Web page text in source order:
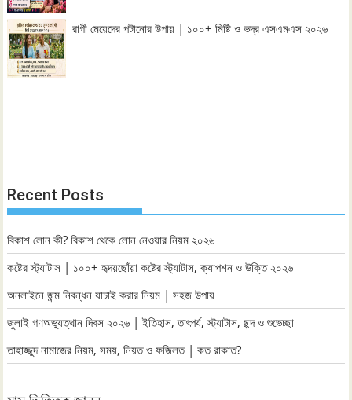
রাগী মেয়েদের পটানোর উপায় | ১০০+ মিষ্টি ও ভদ্র এসএমএস ২০২৬
Recent Posts
বিকাশ লোন কী? বিকাশ থেকে লোন নেওয়ার নিয়ম ২০২৬
কষ্টের স্ট্যাটাস | ১০০+ হৃদয়ছোঁয়া কষ্টের স্ট্যাটাস, ক্যাপশন ও উক্তি ২০২৬
অনলাইনে জন্ম নিবন্ধন যাচাই করার নিয়ম | সহজ উপায়
জুলাই গণঅভ্যুত্থান দিবস ২০২৬ | ইতিহাস, তাৎপর্য, স্ট্যাটাস, ছন্দ ও শুভেচ্ছা
তাহাজ্জুদ নামাজের নিয়ম, সময়, নিয়ত ও ফজিলত | কত রাকাত?